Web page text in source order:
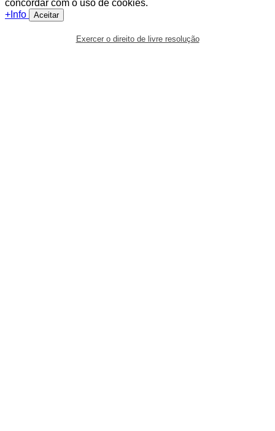
concordar com o uso de cookies.
+Info
Aceitar
Exercer o direito de livre resolução